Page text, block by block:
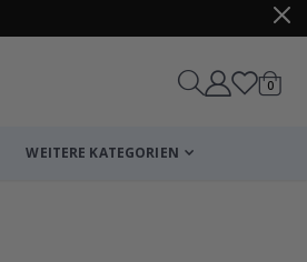
Wagen
0
WEITERE KATEGORIEN